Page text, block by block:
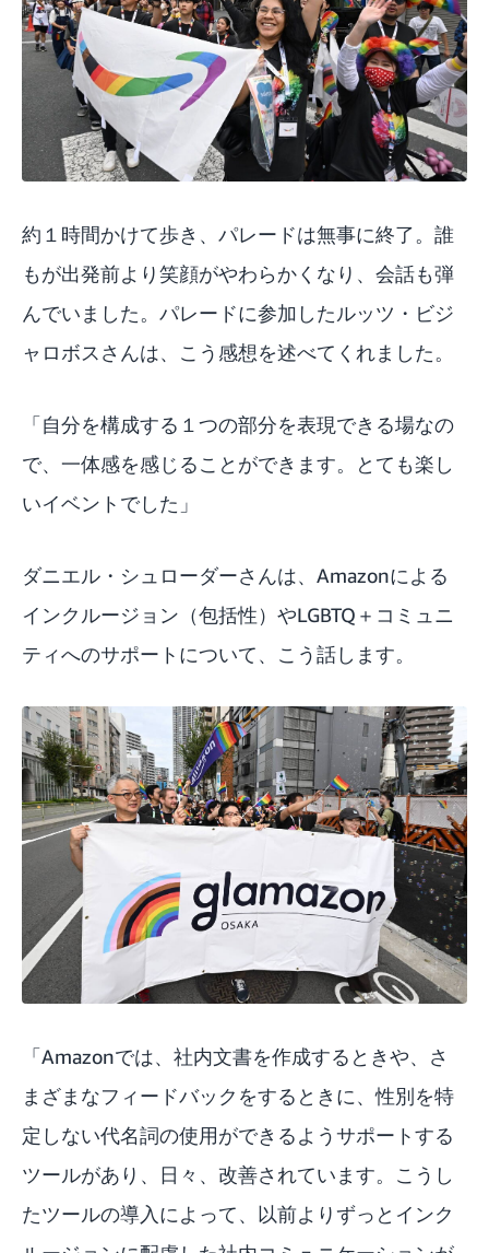
約１時間かけて歩き、パレードは無事に終了。誰
もが出発前より笑顔がやわらかくなり、会話も弾
んでいました。パレードに参加したルッツ・ビジ
ャロボスさんは、こう感想を述べてくれました。
「自分を構成する１つの部分を表現できる場なの
で、一体感を感じることができます。とても楽し
いイベントでした」
ダニエル・シュローダーさんは、Amazonによる
インクルージョン（包括性）やLGBTQ＋コミュニ
ティへのサポートについて、こう話します。
「Amazonでは、社内文書を作成するときや、さ
まざまなフィードバックをするときに、性別を特
定しない代名詞の使用ができるようサポートする
ツールがあり、日々、改善されています。こうし
たツールの導入によって、以前よりずっとインク